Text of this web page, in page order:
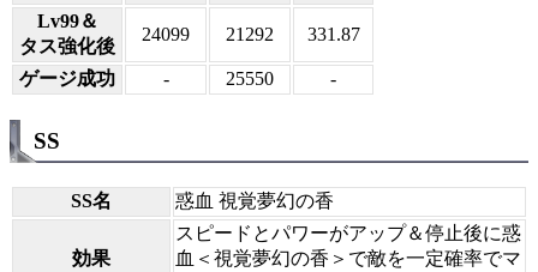
Lv99＆
タス強化後
24099 21292 331.87
ゲージ成功 - 25550 -
SS
SS名 惑血 視覚夢幻の香
効果
スピードとパワーがアップ＆停止後に惑
血＜視覚夢幻の香＞で敵を一定確率でマ